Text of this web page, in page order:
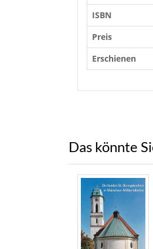
ISBN
Preis
Erschienen
Das könnte